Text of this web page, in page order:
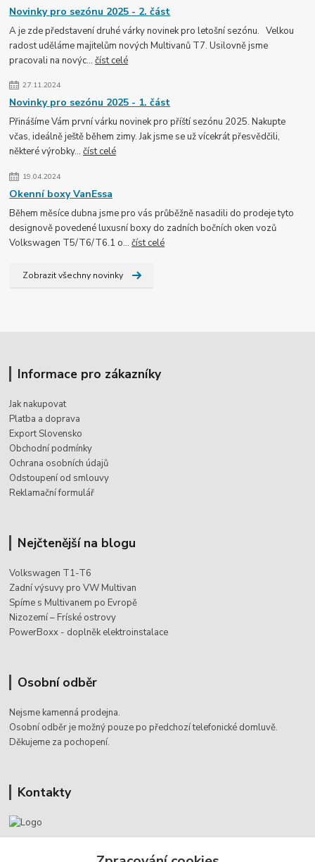
Novinky pro sezónu 2025 - 2. část
A je zde představení druhé várky novinek pro letošní sezónu. Velkou
radost uděláme majitelům nových Multivanů T7. Usilovně jsme
pracovali na novýc...číst celé
27.11.2024
Novinky pro sezónu 2025 - 1. část
Přinášíme Vám první várku novinek pro příští sezónu 2025. Nakupte
včas, ideálně ještě během zimy. Jak jsme se už vícekrát přesvědčili,
některé výrobky...číst celé
19.04.2024
Okenní boxy VanEssa
Během měsíce dubna jsme pro vás průběžně nasadili do prodeje tyto
designově povedené luxusní boxy do zadních bočních oken vozů
Volkswagen T5/T6/T6.1 o...číst celé
Zobrazit všechny novinky
Informace pro zákazníky
Jak nakupovat
Platba a doprava
Export Slovensko
Obchodní podmínky
Ochrana osobních údajů
Odstoupení od smlouvy
Reklamační formulář
Nejčtenější na blogu
Volkswagen T1-T6
Zadní výsuvy pro VW Multivan
Spíme s Multivanem po Evropě
Nizozemí – Fríské ostrovy
PowerBoxx - doplněk elektroinstalace
Osobní odběr
Nejsme kamenná prodejna.
Osobní odběr je možný pouze po předchozí telefonické domluvě.
Děkujeme za pochopení.
Kontakty